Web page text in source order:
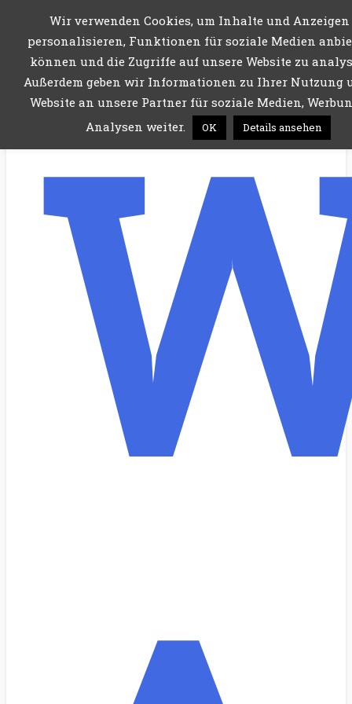
Wir verwenden Cookies, um Inhalte und Anzeigen
personalisieren, Funktionen für soziale Medien
können und die Zugriffe auf unsere Website zu
Außerdem geben wir Informationen zu Ihrer Nutzung
Website an unsere Partner für soziale Medien,
Analysen weiter.
OK Details ansehen